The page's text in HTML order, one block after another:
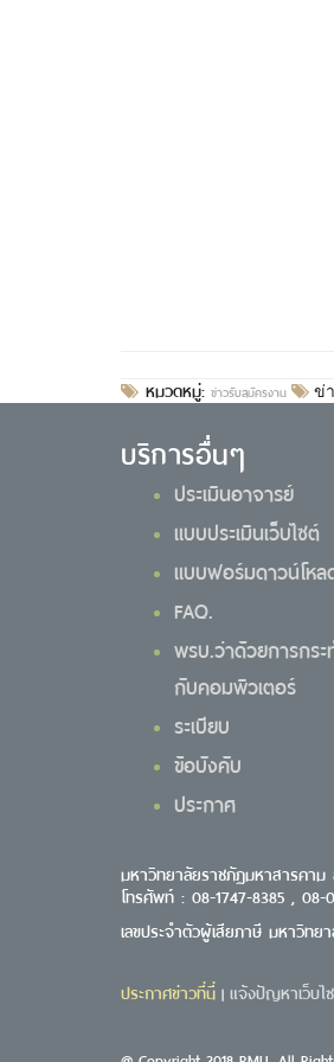
หมวดหมู่: ข่าวรับสมัครงาน ข่
บริการอื่นๆ
ประเมินอาจารย์
แบบประเมินเว็บไซต์
แบบฟอร์มดาวน์โหล
FAQ.
พรบ.ว่าด้วยการกร
กับคอมพิวเตอร์
ระเบียบ
ข้อบังคับ
ประกาศ
มหาวิทยาลัยราชภัฏมหาสารคา
โทรศัพท์ : 08-1747-8385 , 08-
เลขประจำตัวผู้เสียภาษี มหาวิท
ประกาศข่าวที่นี่ | แจ้งปัญหาเว็บไ